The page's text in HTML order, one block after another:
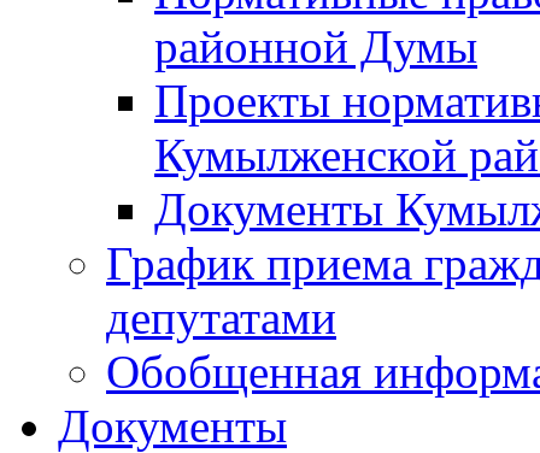
районной Думы
Проекты
Кумылженской
Документы
График приема
депутатами
Обобщенная
Документы